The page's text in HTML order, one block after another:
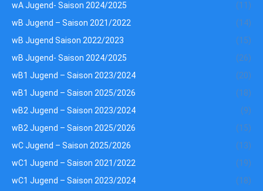
wA Jugend- Saison 2024/2025
(11)
wB Jugend – Saison 2021/2022
(14)
wB Jugend Saison 2022/2023
(15)
wB Jugend- Saison 2024/2025
(26)
wB1 Jugend – Saison 2023/2024
(20)
wB1 Jugend – Saison 2025/2026
(18)
wB2 Jugend – Saison 2023/2024
(9)
wB2 Jugend – Saison 2025/2026
(15)
wC Jugend – Saison 2025/2026
(13)
wC1 Jugend – Saison 2021/2022
(19)
wC1 Jugend – Saison 2023/2024
(18)